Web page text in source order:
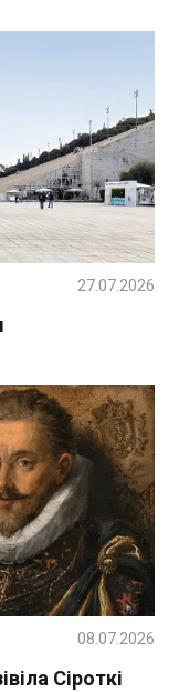
27.07.2026
Сіроткі
08.07.2026